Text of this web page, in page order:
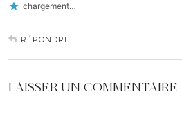
chargement…
RÉPONDRE
LAISSER UN COMMENTAIRE